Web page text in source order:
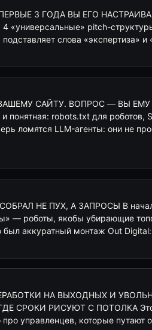
3 ГОДА ВЫ ЕГО
«универсальные» pitch-
слова «экспертиза» и
САЙТУ. ВОПРОС — ВЫ ЕМУ
понятная: robots.txt для роботов,
ломятся LLM-агенты: они не
НЕ ПУХ, А ЗАПРОСЫ В
— роботы, якобы убирающие
был аккуратный монтаж Out
НА ВЫХОДНЫХ И
СРОКИ РИСУЮТ С ПОТОЛКА Это
про управленцев, которые путают